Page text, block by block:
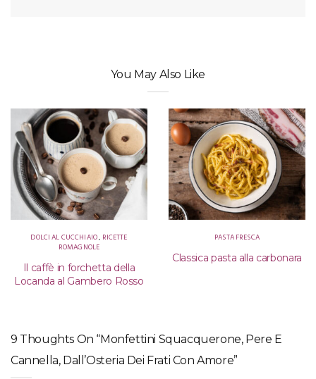
You May Also Like
DOLCI AL CUCCHIAIO, RICETTE
ROMAGNOLE
Il caffè in forchetta della
Locanda al Gambero Rosso
PASTA FRESCA
Classica pasta alla carbonara
9 Thoughts On “Monfettini Squacquerone, Pere E
Cannella, Dall’Osteria Dei Frati Con Amore”